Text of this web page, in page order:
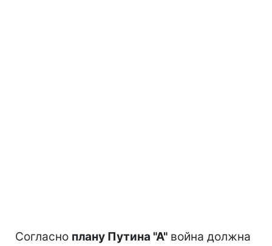
Согласно плану Путина "А" война должна